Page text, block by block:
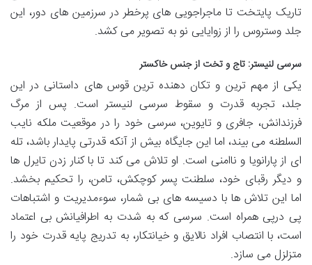
تاریک پایتخت تا ماجراجویی های پرخطر در سرزمین های دور، این
جلد وستروس را از زوایایی نو به تصویر می کشد.
سرسی لنیستر: تاج و تخت از جنس خاکستر
یکی از مهم ترین و تکان دهنده ترین قوس های داستانی در این
جلد، تجربه قدرت و سقوط سرسی لنیستر است. پس از مرگ
فرزندانش، جافری و تایوین، سرسی خود را در موقعیت ملکه نایب
السلطنه می بیند، اما این جایگاه بیش از آنکه قدرتی پایدار باشد، تله
ای از پارانویا و ناامنی است. او تلاش می کند تا با کنار زدن تایرل ها
و دیگر رقبای خود، سلطنت پسر کوچکش، تامن، را تحکیم بخشد.
اما این تلاش ها با دسیسه های بی شمار، سوءمدیریت و اشتباهات
پی درپی همراه است. سرسی که به شدت به اطرافیانش بی اعتماد
است، با انتصاب افراد نالایق و خیانتکار، به تدریج پایه قدرت خود را
متزلزل می سازد.